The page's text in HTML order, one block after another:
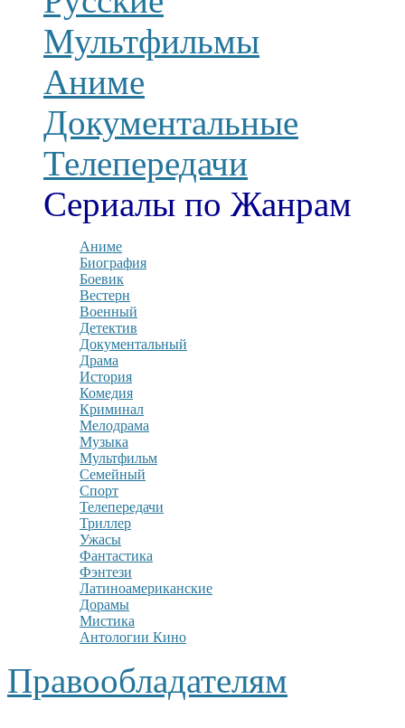
Мультфильмы
Аниме
Документальные
Телепередачи
Сериалы по Жанрам
Аниме
Биография
Боевик
Вестерн
Военный
Детектив
Документальный
Драма
История
Комедия
Криминал
Мелодрама
Музыка
Мультфильм
Семейный
Спорт
Телепередачи
Триллер
Ужасы
Фантастика
Фэнтези
Латиноамериканские
Дорамы
Мистика
Антологии Кино
Правообладателям